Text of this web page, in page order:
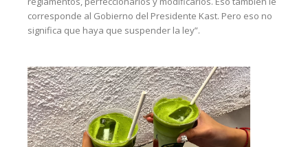
corresponde al Gobierno del Presidente Kast. Pero eso no
significa que haya que suspender la ley”.